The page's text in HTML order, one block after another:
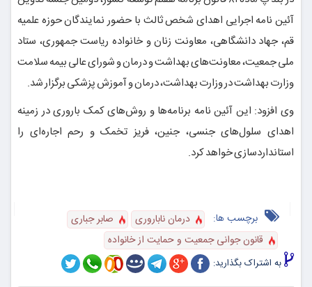
آئین نامه اجرایی اهدای شخص ثالث با حضور نمایندگان حوزه علمیه
قم، جهاد دانشگاهی، معاونت زنان و خانواده ریاست جمهوری، ستاد
ملی جمعیت، معاونت‌های بهداشت و درمان و شورای عالی بیمه سلامت
وزارت بهداشت در وزارت بهداشت، درمان و آموزش پزشکی برگزار شد.
وی افزود: این آئین نامه برنامه‌ها و روش‌های کمک باروری در زمینه
اهدای سلول‌های جنسی، جنین،فریزتخمک و رحم اجاره‌ای را
استانداردسازی خواهد کرد.
برچسب ها: درمان ناباروری
صابر جباری
قانون جوانی جمعیت و حمایت از خانواده
به اشتراک بگذارید: